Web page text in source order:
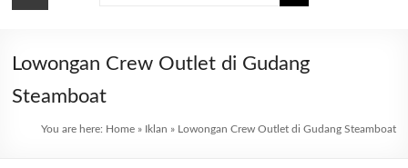
Lowongan Crew Outlet di Gudang
Steamboat
You are here: Home» Iklan » Lowongan Crew Outlet di Gudang Steamboat